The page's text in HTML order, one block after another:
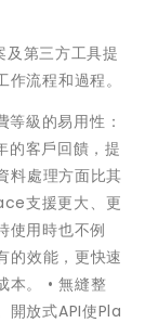
第三方工具提
流程和過程。
級的易用性：
客戶回饋，提
料處理方面比其
支援更大、更
使用時也不例
的效能，更快速
本。 • 無縫整
開放式API使Pla